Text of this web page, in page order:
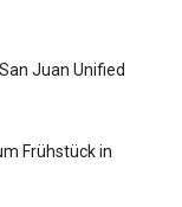
Juan Unified
Frühstück in